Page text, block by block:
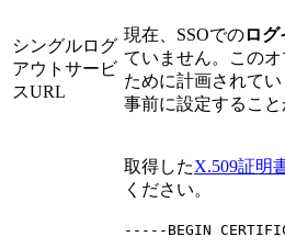
シングルログ
アウトサービ
スURL
現在、SSOでのログ
ていません。この
ために計画されて
事前に設定すること
取得したX.509証明
ください。
-----BEGIN